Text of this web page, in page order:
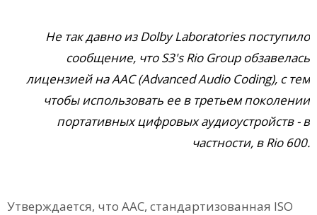
Не так давно из Dolby Laboratories поступило
сообщение, что S3's Rio Group обзавелась
лицензией на AAC (Advanced Audio Coding), с тем
чтобы использовать ее в третьем поколении
портативных цифровых аудиоустройств - в
частности, в Rio 600.
Утверждается, что AAC, стандартизованная ISO